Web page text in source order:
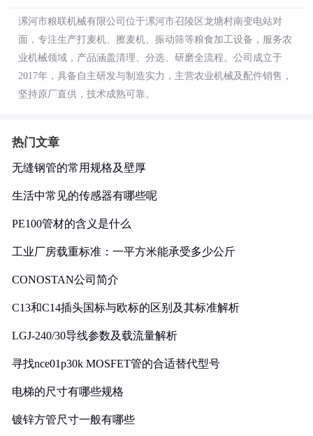
漯河市粮联机械有限公司位于漯河市召陵区龙塘村南变电站对
面，专注生产打麦机、擦麦机、振动筛等粮食加工设备，服务农
业机械领域，产品涵盖清理、分选、研磨全流程。公司成立于
2017年，具备自主研发与制造实力，主营农业机械及配件销售，
坚持原厂直供，技术成熟可靠。
热门文章
无缝钢管的常用规格及壁厚
生活中常见的传感器有哪些呢
PE100管材的含义是什么
工业厂房载重标准：一平方米能承受多少公斤
CONOSTAN公司简介
C13和C14插头国标与欧标的区别及其标准解析
LGJ-240/30导线参数及载流量解析
寻找nce01p30k MOSFET管的合适替代型号
电梯的尺寸有哪些规格
镀锌方管尺寸一般有哪些